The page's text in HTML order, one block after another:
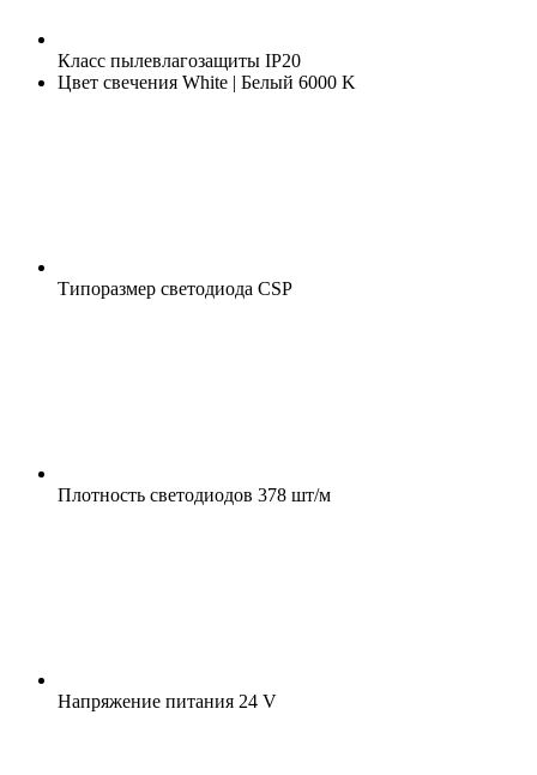
Класс пылевлагозащиты IP20
Цвет свечения White | Белый 6000 K
Типоразмер светодиода CSP
Плотность светодиодов 378 шт/м
Напряжение питания 24 V